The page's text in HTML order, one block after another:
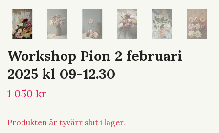
Workshop Pion 2 februari
2025 kl 09-12.30
1 050 kr
Produkten är tyvärr slut i lager.